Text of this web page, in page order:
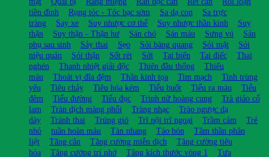
tiền đình
Rụng tóc - Tóc bạc sớm Sa dạ con
Sa trực
tràng
Say xe Suy nhược cơ thể Suy nhược thần kinh
Suy
thận
Suy thận - Thận hư Sán chó Sán máu Sưng vú
Sản
phụ sau sinh
Sảy thai Sẹo Sỏi bàng quang Sỏi mật
Sỏi
niệu quản
Sỏi thận Sốt rét Sởi Tai biến Tai điếc
Thai
nghén
Thanh nhiệt giải độc Thiên đầu thống
Thiếu
máu
Thoát vị đĩa đệm Thần kinh tọa Tim mạch
Tinh trùng
yếu
Tiêu chảy Tiêu hóa kém Tiểu buốt Tiểu ra máu
Tiểu
đêm
Tiểu đường Tiểu đục Trinh nữ hoàng cung
Trà giảo cổ
lam
Tràn dịch màng phổi Tràng nhạc
Trào ngược dạ
dày
Tránh thai Trúng gió Trĩ nội trĩ ngoại Trầm cảm
Trẻ
nhỏ
tuần hoàn máu Tàn nhang Táo bón
Tâm thần phân
liệt
Tăng cân Tăng cường miễn dịch
Tăng cường tiêu
hóa
Tăng cường trí nhớ Tăng kích thước vòng 1
Tưa